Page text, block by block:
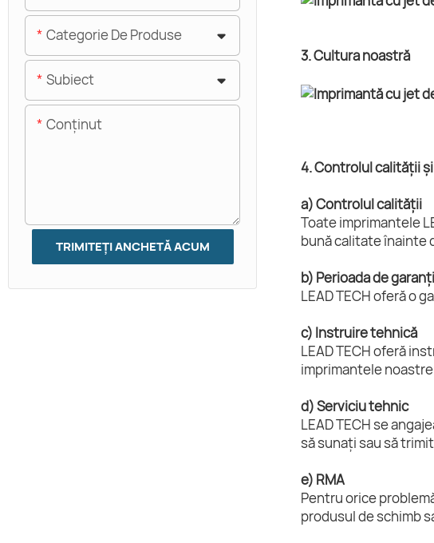
3. Cultura noastră
4. Controlul calității
a) Controlul calității
Toate imprimantele
bună calitate înainte
b) Perioada de
LEAD TECH oferă o
c) Instruire tehnică
LEAD TECH oferă
imprimantele
d) Serviciu tehnic
LEAD TECH se
să sunați sau să
e) RMA
Pentru orice
produsul de schimb
Categorie De Produse
Subiect
Conţinut
TRIMITEȚI ANCHETĂ ACUM